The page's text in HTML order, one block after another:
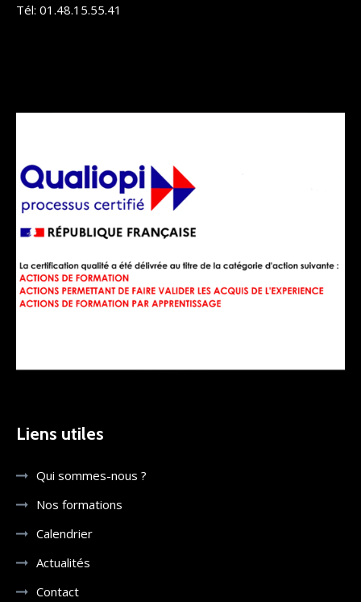
Tél: 01.48.15.55.41
Liens utiles
Qui sommes-nous ?
Nos formations
Calendrier
Actualités
Contact